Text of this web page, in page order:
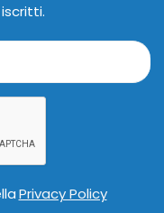
Privacy Policy